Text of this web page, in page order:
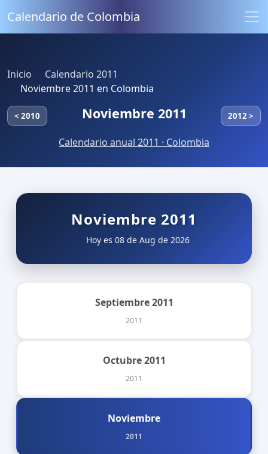
Calendario de Colombia
Inicio
Calendario 2011
Noviembre 2011 en Colombia
< 2010 Noviembre 2011 2012 >
Calendario anual 2011 · Colombia
Noviembre 2011
Hoy es 08 de Aug de 2026
Septiembre 2011
2011
Octubre 2011
2011
Noviembre
2011